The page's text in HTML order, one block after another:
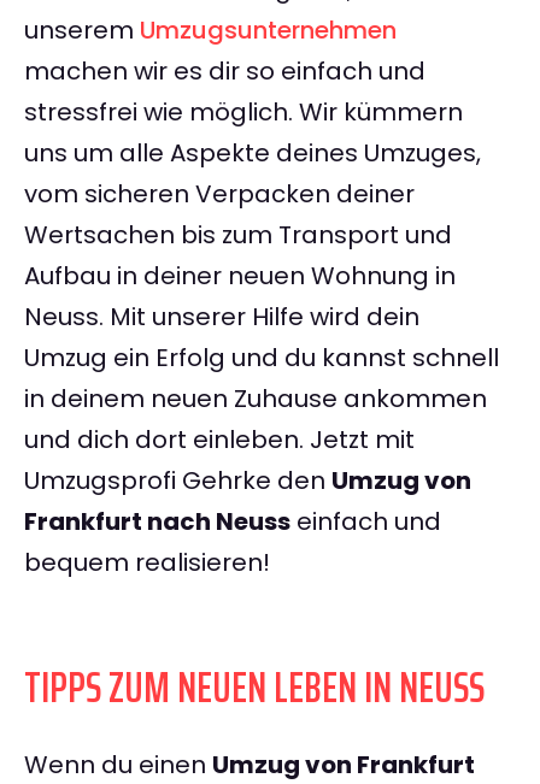
unserem Umzugsunternehmen
machen wir es dir so einfach und
stressfrei wie möglich. Wir kümmern
uns um alle Aspekte deines Umzuges,
vom sicheren Verpacken deiner
Wertsachen bis zum Transport und
Aufbau in deiner neuen Wohnung in
Neuss. Mit unserer Hilfe wird dein
Umzug ein Erfolg und du kannst schnell
in deinem neuen Zuhause ankommen
und dich dort einleben. Jetzt mit
Umzugsprofi Gehrke den Umzug von
Frankfurt nach Neuss einfach und
bequem realisieren!
TIPPS ZUM NEUEN LEBEN IN NEUSS
Wenn du einen Umzug von Frankfurt